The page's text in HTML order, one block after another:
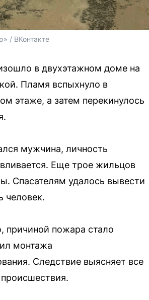
/ ВКонтакте
в двухэтажном доме на
Пламя вспыхнуло в
этаже, а затем перекинулось
мужчина, личность
Еще трое жильцов
Спасателям удалось вывести
человек.
причиной пожара стало
монтажа
Следствие выясняет все